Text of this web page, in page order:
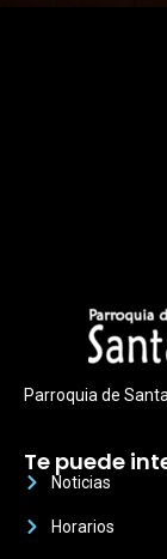
Parroquia de
Te puede
Noticias
Horarios